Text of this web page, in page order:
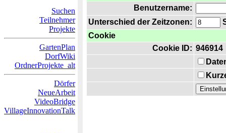
Suchen
Teilnehmer
Projekte
GartenPlan
DorfWiki
OrdnerProjekte_alt
Dörfer
NeueArbeit
VideoBridge
VillageInnovationTalk
Benutzername:
Unterschied der Zeitzonen:
Cookie
Cookie ID: 946914